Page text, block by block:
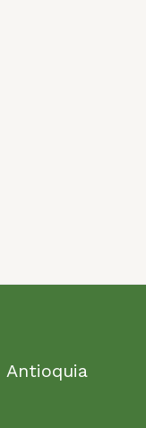
Antioquia